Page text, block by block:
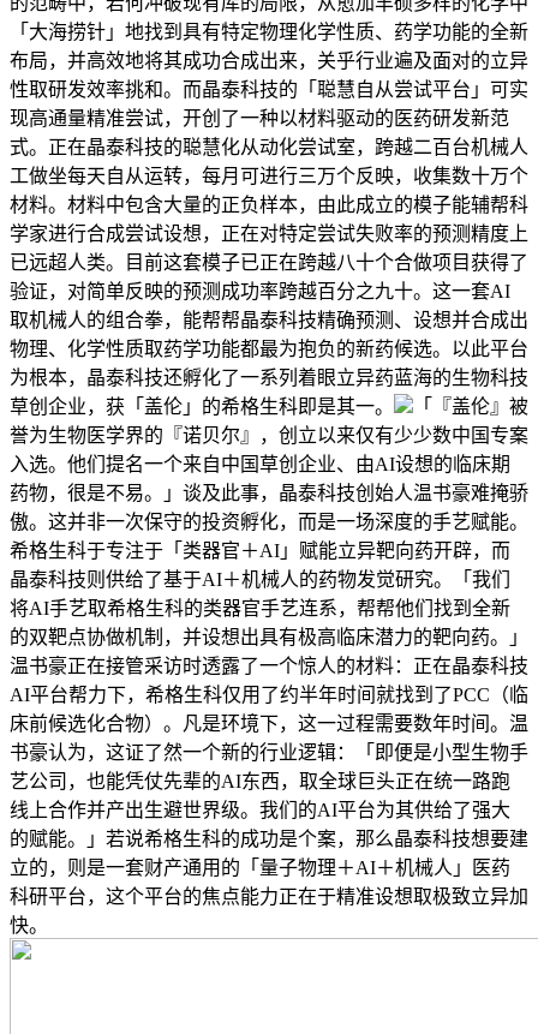
「大海捞针」地找到具有特定物理化学性质、药学功能的全新
布局，并高效地将其成功合成出来，关乎行业遍及面对的立异
性取研发效率挑和。而晶泰科技的「聪慧自从尝试平台」可实
现高通量精准尝试，开创了一种以材料驱动的医药研发新范
式。正在晶泰科技的聪慧化从动化尝试室，跨越二百台机械人
工做坐每天自从运转，每月可进行三万个反映，收集数十万个
材料。材料中包含大量的正负样本，由此成立的模子能辅帮科
学家进行合成尝试设想，正在对特定尝试失败率的预测精度上
已远超人类。目前这套模子已正在跨越八十个合做项目获得了
验证，对简单反映的预测成功率跨越百分之九十。这一套AI
取机械人的组合拳，能帮帮晶泰科技精确预测、设想并合成出
物理、化学性质取药学功能都最为抱负的新药候选。以此平台
为根本，晶泰科技还孵化了一系列着眼立异药蓝海的生物科技
草创企业，获「盖伦」的希格生科即是其一。
「『盖伦』被
誉为生物医学界的『诺贝尔』，创立以来仅有少少数中国专案
入选。他们提名一个来自中国草创企业、由AI设想的临床期
药物，很是不易。」谈及此事，晶泰科技创始人温书豪难掩骄
傲。这并非一次保守的投资孵化，而是一场深度的手艺赋能。
希格生科于专注于「类器官＋AI」赋能立异靶向药开辟，而
晶泰科技则供给了基于AI＋机械人的药物发觉研究。「我们
将AI手艺取希格生科的类器官手艺连系，帮帮他们找到全新
的双靶点协做机制，并设想出具有极高临床潜力的靶向药。」
温书豪正在接管采访时透露了一个惊人的材料：正在晶泰科技
AI平台帮力下，希格生科仅用了约半年时间就找到了PCC（临
床前候选化合物）。凡是环境下，这一过程需要数年时间。温
书豪认为，这证了然一个新的行业逻辑：「即便是小型生物手
艺公司，也能凭仗先辈的AI东西，取全球巨头正在统一路跑
线上合作并产出生避世界级。我们的AI平台为其供给了强大
的赋能。」若说希格生科的成功是个案，那么晶泰科技想要建
立的，则是一套财产通用的「量子物理＋AI＋机械人」医药
科研平台，这个平台的焦点能力正在于精准设想取极致立异加
快。